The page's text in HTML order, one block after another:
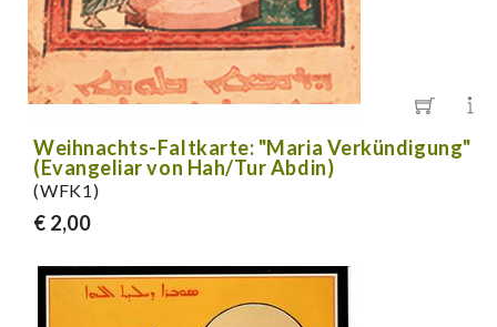
Weihnachts-Faltkarte: "Maria Verkündigung"
(Evangeliar von Hah/Tur Abdin)
(WFK1)
€ 2,00